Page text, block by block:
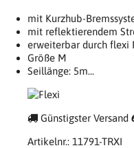
mit Kurzhub-
mit reflektierendem
erweiterbar durch flexi
Größe M
Seillänge: 5m...
Günstigster Versand
Artikelnr.: 11791-TRXI